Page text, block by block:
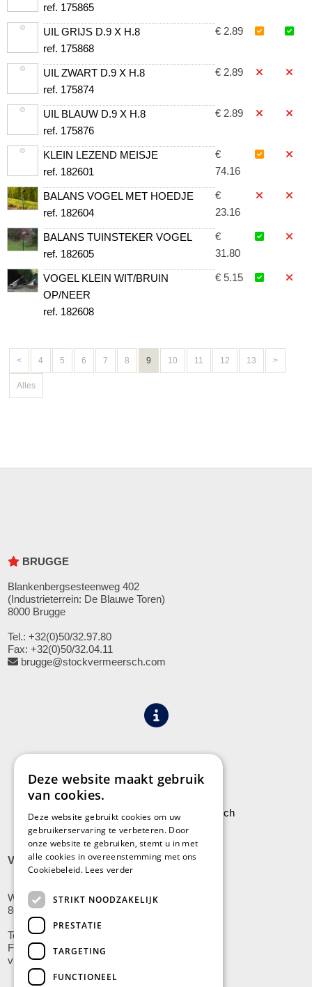
ref. 175865
UIL GRIJS D.9 X H.8
ref. 175868
€ 2.89
UIL ZWART D.9 X H.8
ref. 175874
€ 2.89
UIL BLAUW D.9 X H.8
ref. 175876
€ 2.89
KLEIN LEZEND MEISJE
ref. 182601
€
74.16
BALANS VOGEL MET HOEDJE
ref. 182604
€
23.16
BALANS TUINSTEKER VOGEL
ref. 182605
€
31.80
VOGEL KLEIN WIT/BRUIN
OP/NEER
ref. 182608
€ 5.15
< 4 5 6 7 8 9 10 11 12 13 >
Alles
BRUGGE
Blankenbergsesteenweg 402
(Industrieterrein: De Blauwe Toren)
8000 Brugge
Tel.: +32(0)50/32.97.80
Fax: +32(0)50/32.04.11
brugge@stockvermeersch.com
Leveringen aan Stock Vermeersch
VLADSLO
Wijnendalestraat 200
8600 Vladslo - Diksmuide
Tel: +32(0)51/59.10.00
Fax: +32(0)51/58.21.99
vladslo@stockvermeersch.com
Deze website maakt gebruik
van cookies.
Deze website gebruikt cookies om uw
gebruikerservaring te verbeteren. Door
onze website te gebruiken, stemt u in met
alle cookies in overeenstemming met ons
Cookiebeleid. Lees verder
STRIKT NOODZAKELIJK
PRESTATIE
TARGETING
FUNCTIONEEL